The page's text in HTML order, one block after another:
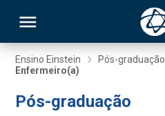
Ensino Einstein Pós-graduação
Enfermeiro(a)
Pós-graduação